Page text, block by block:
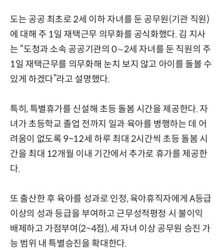
도는 공공 최초로 2세 이하 자녀를 둔 공무원(기관 직원)
에 대해 주 1일 재택근무 의무화를 공식화했다. 김 지사
는 “도청과 소속 공공기관의 0∼2세 자녀를 둔 직원의 주
1일 재택근무를 의무화해 눈치 보지 않고 아이를 돌볼 수
있게 하겠다”라고 설명했다.
특히, 특별휴가를 신설해 초등 돌봄 시간을 제공한다. 자
녀가 초등학교 졸업 전까지 일과 육아를 병행하는 데 어
려움이 없도록 9~12세 하루 최대 2시간씩 초등 돌봄 시
간을 최대 12개월 이내 기간에서 추가로 휴가를 제공한
다.
또 출산한 후 육아를 성과로 인정, 육아휴직자에게 A등급
이상의 성과 등급을 부여하고 근무성적평정 시 불이익
배제하고 가점부여(2~4점), 세 자녀 이상 공무원 승진 가
능 범위 내 특별승진을 확대한다.